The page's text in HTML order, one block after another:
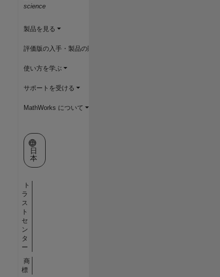
science
製品を見る
評価版の入手・製品の購入
使い方を学ぶ
サポートを受ける
MathWorks について
Web サイトの選択
日
本
ト
ラ
ス
ト
セ
ン
タ
ー
商
標